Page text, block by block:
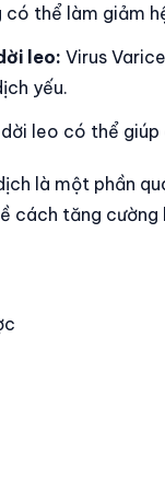
có thể làm giảm
leo: Virus
yếu.
leo có thể giúp
là một phần
cách tăng